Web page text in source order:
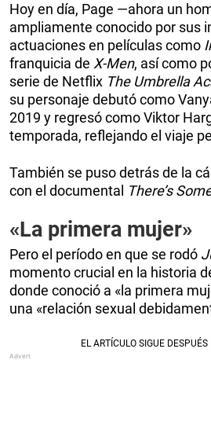
Hoy en día, Page —ahora un
ampliamente conocido por sus
actuaciones en películas como
franquicia de X-Men, así como
serie de Netflix The Umbrella
su personaje debutó como
2019 y regresó como Viktor
temporada, reflejando el viaje
También se puso detrás de la
con el documental There’s
«La primera mujer»
Pero el período en que se rodó
momento crucial en la historia
donde conoció a «la primera
una «relación sexual